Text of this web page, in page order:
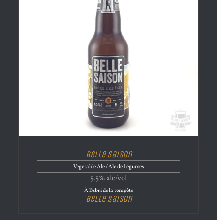
Belle Saison
Vegetable Ale / Ale de Légumes
5.5% alc/vol
À l'Abri de la tempête
Belle Saison